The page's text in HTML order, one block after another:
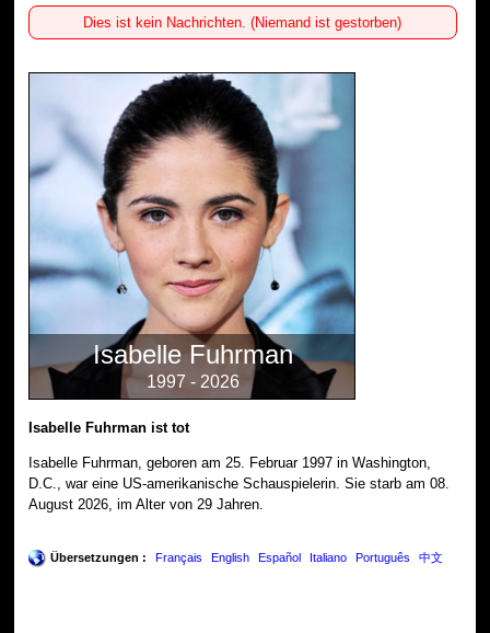
Dies ist kein Nachrichten. (Niemand ist gestorben)
Isabelle Fuhrman
1997 - 2026
Isabelle Fuhrman ist tot
Isabelle Fuhrman, geboren am 25. Februar 1997 in Washington,
D.C., war eine US-amerikanische Schauspielerin. Sie starb am 08.
August 2026, im Alter von 29 Jahren.
Übersetzungen : Français English Español Italiano Português 中文